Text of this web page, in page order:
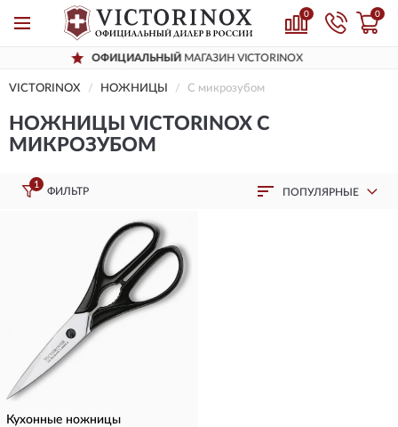
0 0
ОФИЦИАЛЬНЫЙМАГАЗИН VICTORINOX
VICTORINOX НОЖНИЦЫ С микрозубом
НОЖНИЦЫ VICTORINOX С
МИКРОЗУБОМ
1
ФИЛЬТР ПОПУЛЯРНЫЕ
Кухонные ножницы